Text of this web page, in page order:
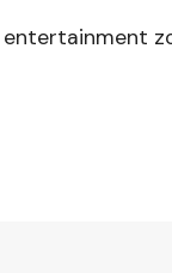
entertainment